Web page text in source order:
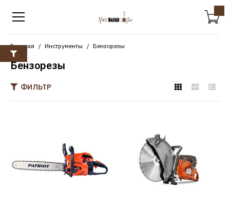
Главная Инструменты Бензорезы
Бензорезы
ФИЛЬТР
4518 Imperial
10980р.